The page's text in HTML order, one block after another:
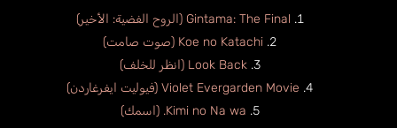
Gintama: The Final (الروح الفضية: الأخير)
Koe no Katachi (صوت صامت)
Look Back (انظر للخلف)
Violet Evergarden Movie (فيوليت ايفرغاردن)
Kimi no Na wa. (اسمك)